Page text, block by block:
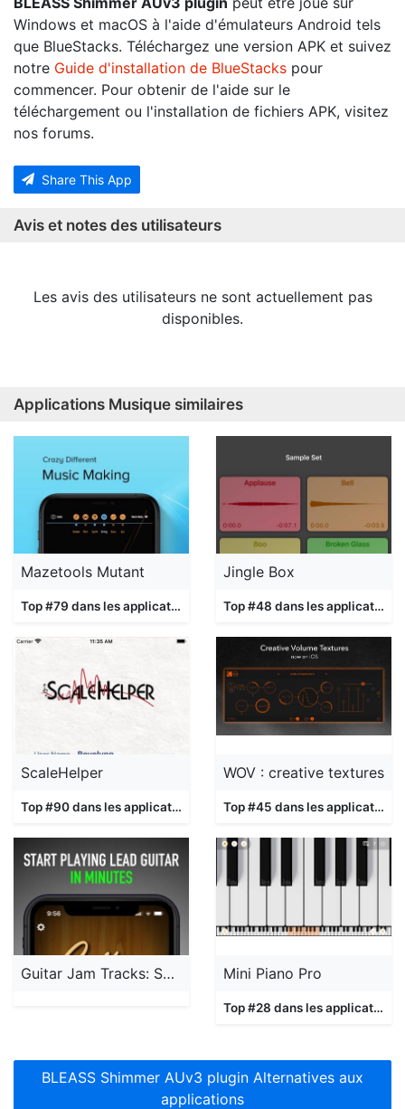
Windows et macOS à l'aide d'émulateurs Android tels
que BlueStacks. Téléchargez une version APK et suivez
notre Guide d'installation de BlueStacks pour
commencer. Pour obtenir de l'aide sur le
téléchargement ou l'installation de fichiers APK, visitez
nos forums.
Share This App
Avis et notes des utilisateurs
Les avis des utilisateurs ne sont actuellement pas
disponibles.
Applications Musique similaires
Mazetools Mutant
Top #79 dans les applications Musique
Jingle Box
Top #48 dans les applications
ScaleHelper
Top #90 dans les applications Musique
WOV : creative textures
Top #45 dans les applications
Guitar Jam Tracks: Scale Buddy Mini Piano Pro
Top #28 dans les applications
BLEASS Shimmer AUv3 plugin Alternatives aux
applications